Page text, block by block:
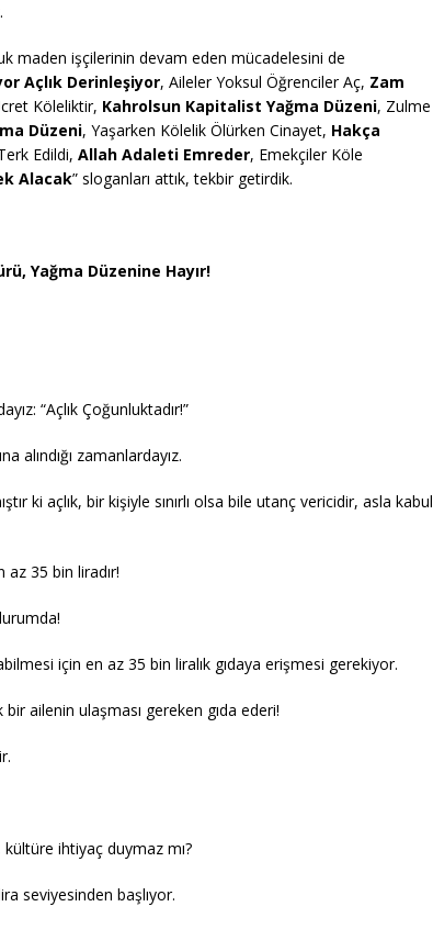
maden işçilerinin devam eden mücadelesini de
Açlık Derinleşiyor, Aileler Yoksul Öğrenciler Aç, Zam
Köleliktir, Kahrolsun Kapitalist Yağma Düzeni, Zulme
Düzeni, Yaşarken Kölelik Ölürken Cinayet, Hakça
Edildi, Allah Adaleti Emreder, Emekçiler Köle
Alacak” sloganları attık, tekbir getirdik.
Yağma Düzenine Hayır!
“Açlık Çoğunluktadır!”
alındığı zamanlardayız.
ki açlık, bir kişiyle sınırlı olsa bile utanç vericidir, asla kabul
az 35 bin liradır!
için en az 35 bin liralık gıdaya erişmesi gerekiyor.
bir ailenin ulaşması gereken gıda ederi!
kültüre ihtiyaç duymaz mı?
seviyesinden başlıyor.